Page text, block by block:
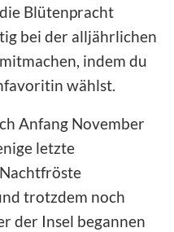
Blütenpracht
bei der alljährlichen
mitmachen, indem du
wählst.
Anfang November
letzte
trotzdem noch
der Insel begannen